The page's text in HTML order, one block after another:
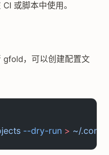
或脚本中使用。
gfold，可以创建配置文
--dry-run > ~/